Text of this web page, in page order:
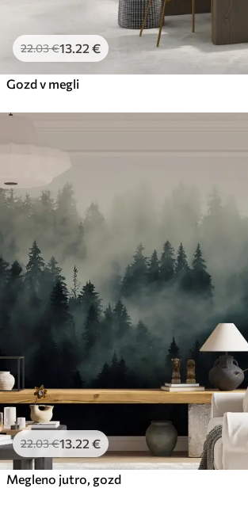
22.03€13 .22 €
Gozd v megli
22.03€13 .22 €
Megleno jutro, gozd